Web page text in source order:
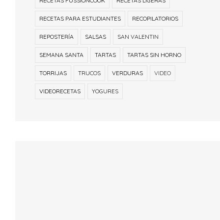
RECETAS PARA ESTUDIANTES RECOPILATORIOS
REPOSTERÍA SALSAS SAN VALENTIN
SEMANA SANTA TARTAS TARTAS SIN HORNO
TORRIJAS TRUCOS VERDURAS VIDEO
VIDEORECETAS YOGURES